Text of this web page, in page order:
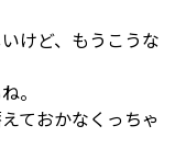
けど、もうこうな
。
ておかなくっちゃ